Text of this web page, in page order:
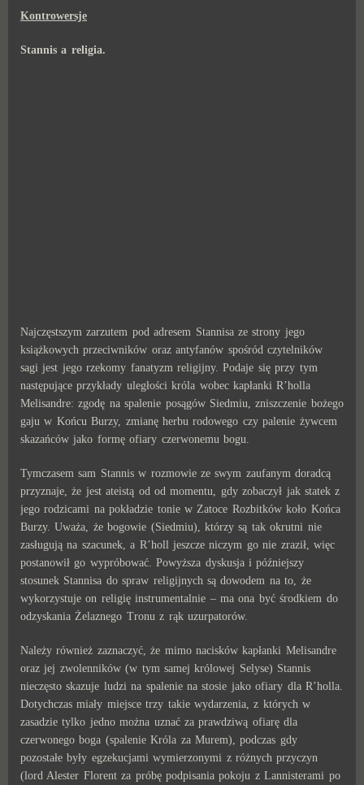
Kontrowersje
Stannis a religia.
Najczęstszym zarzutem pod adresem Stannisa ze strony jego
książkowych przeciwników oraz antyfanów spośród czytelników
sagi jest jego rzekomy fanatyzm religijny. Podaje się przy tym
następujące przykłady uległości króla wobec kapłanki R’holla
Melisandre: zgodę na spalenie posągów Siedmiu, zniszczenie bożego
gaju w Końcu Burzy, zmianę herbu rodowego czy palenie żywcem
skazańców jako formę ofiary czerwonemu bogu.
Tymczasem sam Stannis w rozmowie ze swym zaufanym doradcą
przyznaje, że jest ateistą od od momentu, gdy zobaczył jak statek z
jego rodzicami na pokładzie tonie w Zatoce Rozbitków koło Końca
Burzy. Uważa, że bogowie (Siedmiu), którzy są tak okrutni nie
zasługują na szacunek, a R’holl jeszcze niczym go nie zraził, więc
postanowił go wypróbować. Powyższa dyskusja i późniejszy
stosunek Stannisa do spraw religijnych są dowodem na to, że
wykorzystuje on religię instrumentalnie – ma ona być środkiem do
odzyskania Żelaznego Tronu z rąk uzurpatorów.
Należy również zaznaczyć, że mimo nacisków kapłanki Melisandre
oraz jej zwolenników (w tym samej królowej Selyse) Stannis
nieczęsto skazuje ludzi na spalenie na stosie jako ofiary dla R’holla.
Dotychczas miały miejsce trzy takie wydarzenia, z których w
zasadzie tylko jedno można uznać za prawdziwą ofiarę dla
czerwonego boga (spalenie Króla za Murem), podczas gdy
pozostałe były egzekucjami wymierzonymi z różnych przyczyn
(lord Alester Florent za próbę podpisania pokoju z Lannisterami po